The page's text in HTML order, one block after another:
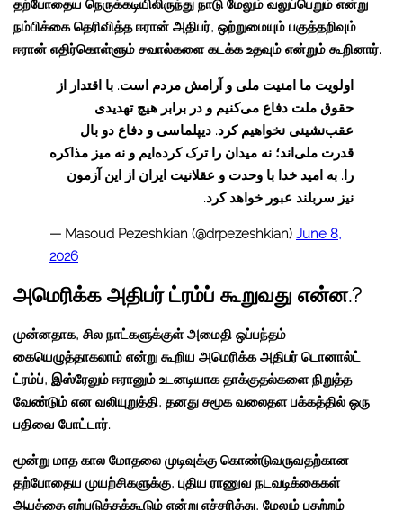
தற்போதைய நெருக்கடியிலிருந்து நாடு மேலும் வலுப்பெறும் என்று
நம்பிக்கை தெரிவித்த ஈரான் அதிபர், ஒற்றுமையும் பகுத்தறிவும்
ஈரான் எதிர்கொள்ளும் சவால்களை கடக்க உதவும் என்றும் கூறினார்.
اولویت ما امنیت ملی و آرامش مردم است. با اقتدار از
حقوق ملت دفاع می‌کنیم و در برابر هیچ تهدیدی
عقب‌نشینی نخواهیم کرد. دیپلماسی و دفاع دو بال
قدرت ملی‌اند؛ نه میدان را ترک کرده‌ایم و نه میز مذاکره
را. به امید خدا با وحدت و عقلانیت ایران از این آزمون
نیز سربلند عبور خواهد کرد.
— Masoud Pezeshkian (@drpezeshkian) June 8,
2026
அமெரிக்க அதிபர் ட்ரம்ப் கூறுவது என்ன.?
முன்னதாக, சில நாட்களுக்குள் அமைதி ஒப்பந்தம்
கையெழுத்தாகலாம் என்று கூறிய அமெரிக்க அதிபர் டொனால்ட்
ட்ரம்ப், இஸ்ரேலும் ஈரானும் உடனடியாக தாக்குதல்களை நிறுத்த
வேண்டும் என வலியுறுத்தி, தனது சமூக வலைதள பக்கத்தில் ஒரு
பதிவை போட்டார்.
மூன்று மாத கால மோதலை முடிவுக்கு கொண்டுவருவதற்கான
தற்போதைய முயற்சிகளுக்கு, புதிய ராணுவ நடவடிக்கைகள்
ஆபத்தை ஏற்படுத்தக்கூடும் என்று எச்சரித்து, மேலும் பதற்றம்